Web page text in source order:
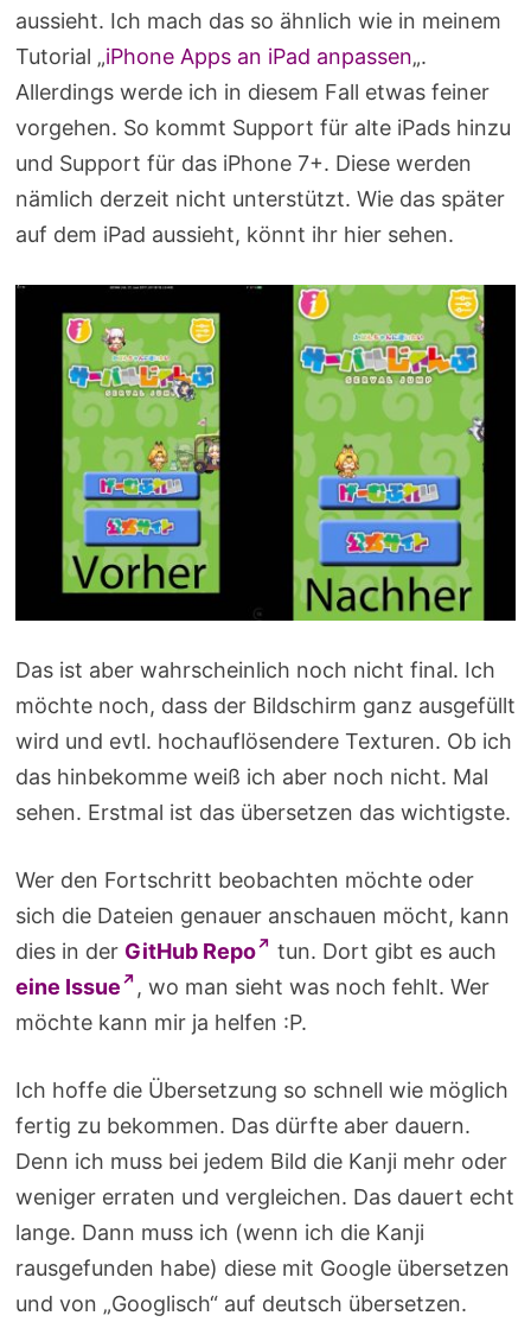
aussieht. Ich mach das so ähnlich wie in meinem
Tutorial „iPhone Apps an iPad anpassen„.
Allerdings werde ich in diesem Fall etwas feiner
vorgehen. So kommt Support für alte iPads hinzu
und Support für das iPhone 7+. Diese werden
nämlich derzeit nicht unterstützt. Wie das später
auf dem iPad aussieht, könnt ihr hier sehen.
Das ist aber wahrscheinlich noch nicht final. Ich
möchte noch, dass der Bildschirm ganz ausgefüllt
wird und evtl. hochauflösendere Texturen. Ob ich
das hinbekomme weiß ich aber noch nicht. Mal
sehen. Erstmal ist das übersetzen das wichtigste.
Wer den Fortschritt beobachten möchte oder
sich die Dateien genauer anschauen möcht, kann
dies in der GitHub Repo
tun. Dort gibt es auch
eine Issue
, wo man sieht was noch fehlt. Wer
möchte kann mir ja helfen :P.
Ich hoffe die Übersetzung so schnell wie möglich
fertig zu bekommen. Das dürfte aber dauern.
Denn ich muss bei jedem Bild die Kanji mehr oder
weniger erraten und vergleichen. Das dauert echt
lange. Dann muss ich (wenn ich die Kanji
rausgefunden habe) diese mit Google übersetzen
und von „Googlisch“ auf deutsch übersetzen.